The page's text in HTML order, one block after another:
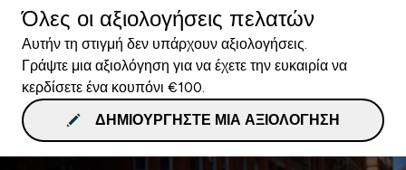
Όλες οι αξιολογήσεις πελατών
Αυτήν τη στιγμή δεν υπάρχουν αξιολογήσεις.
Γράψτε μια αξιολόγηση για να έχετε την ευκαιρία να
κερδίσετε ένα κουπόνι €100.
ΔΗΜΙΟΥΡΓΉΣΤΕ ΜΙΑ ΑΞΙΟΛΌΓΗΣΗ